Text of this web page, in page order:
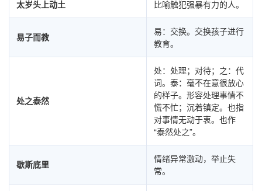
太岁头上动土 比喻触犯强暴有力的人。
易子而教
易：交换。交换孩子进行
教育。
处之泰然
处：处理；对待；之：代
词。泰：毫不在意很放心
的样子。形容处理事情不
慌不忙；沉着镇定。也指
对事情无动于衷。也作
“泰然处之”。
歇斯底里
情绪异常激动，举止失
常。